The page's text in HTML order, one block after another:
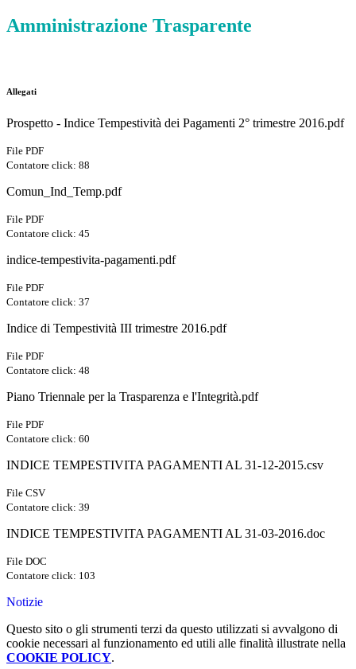
Amministrazione Trasparente
Allegati
Prospetto - Indice Tempestività dei Pagamenti 2° trimestre 2016.pdf
File PDF
Contatore click: 88
Comun_Ind_Temp.pdf
File PDF
Contatore click: 45
indice-tempestivita-pagamenti.pdf
File PDF
Contatore click: 37
Indice di Tempestività III trimestre 2016.pdf
File PDF
Contatore click: 48
Piano Triennale per la Trasparenza e l'Integrità.pdf
File PDF
Contatore click: 60
INDICE TEMPESTIVITA PAGAMENTI AL 31-12-2015.csv
File CSV
Contatore click: 39
INDICE TEMPESTIVITA PAGAMENTI AL 31-03-2016.doc
File DOC
Contatore click: 103
Notizie
Questo sito o gli strumenti terzi da questo utilizzati si avvalgono di
cookie necessari al funzionamento ed utili alle finalità illustrate nella
COOKIE POLICY.